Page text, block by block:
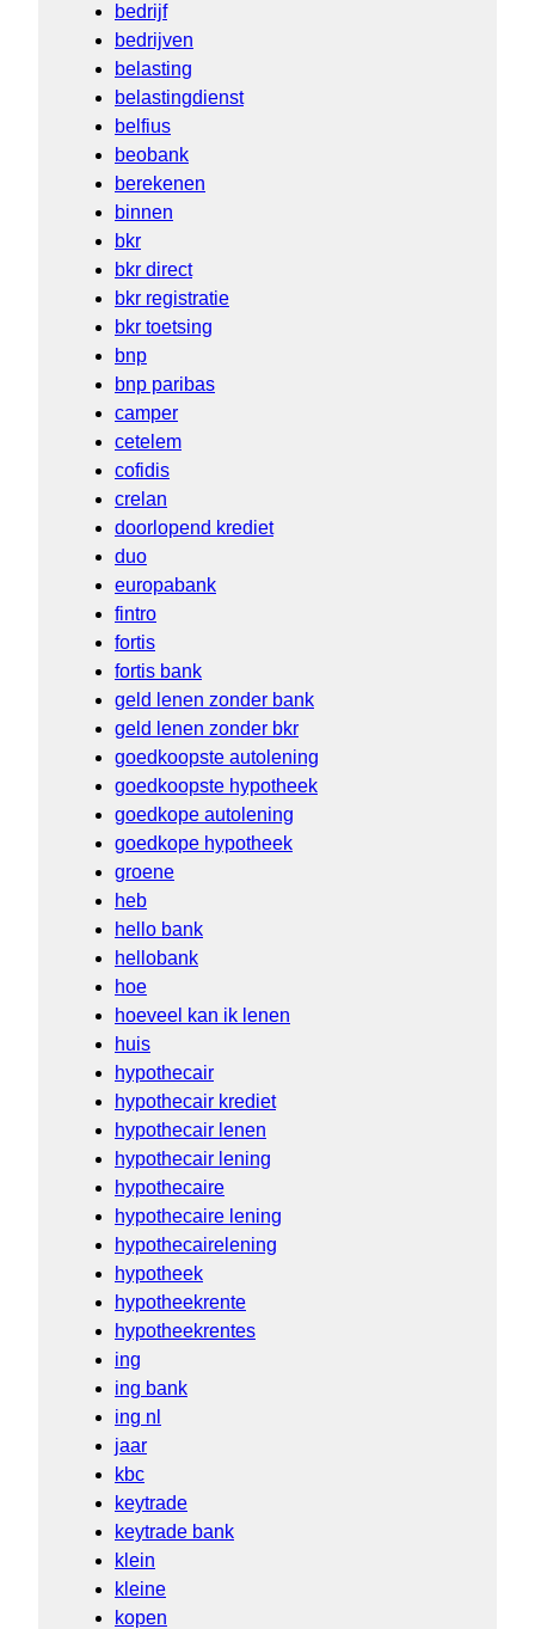
bedrijf
bedrijven
belasting
belastingdienst
belfius
beobank
berekenen
binnen
bkr
bkr direct
bkr registratie
bkr toetsing
bnp
bnp paribas
camper
cetelem
cofidis
crelan
doorlopend krediet
duo
europabank
fintro
fortis
fortis bank
geld lenen zonder bank
geld lenen zonder bkr
goedkoopste autolening
goedkoopste hypotheek
goedkope autolening
goedkope hypotheek
groene
heb
hello bank
hellobank
hoe
hoeveel kan ik lenen
huis
hypothecair
hypothecair krediet
hypothecair lenen
hypothecair lening
hypothecaire
hypothecaire lening
hypothecairelening
hypotheek
hypotheekrente
hypotheekrentes
ing
ing bank
ing nl
jaar
kbc
keytrade
keytrade bank
klein
kleine
kopen